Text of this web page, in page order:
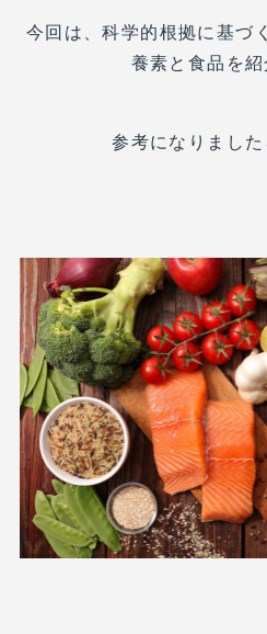
今回は、科学的根拠に基づ
養素と食品を紹
参考になりました